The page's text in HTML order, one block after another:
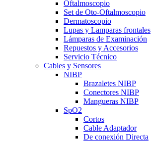
Oftalmoscopio
Set de Oto-Oftalmoscopio
Dermatoscopio
Lupas y Lamparas frontales
Lámparas de Examinación
Repuestos y Accesorios
Servicio Técnico
Cables y Sensores
NIBP
Brazaletes NIBP
Conectores NIBP
Mangueras NIBP
SpO2
Cortos
Cable Adaptador
De conexión Directa